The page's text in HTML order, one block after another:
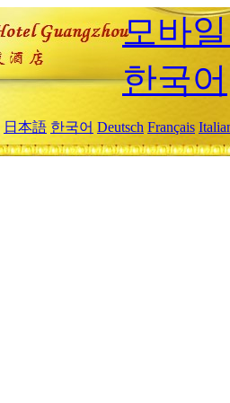
모바
한국어
日本語 한국어 Deutsch Français